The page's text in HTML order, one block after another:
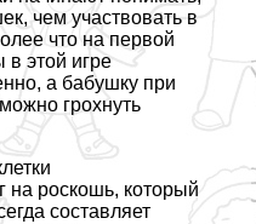
чем участвовать в
что на первой
в этой игре
а бабушку при
грохнуть
на роскошь, который
составляет